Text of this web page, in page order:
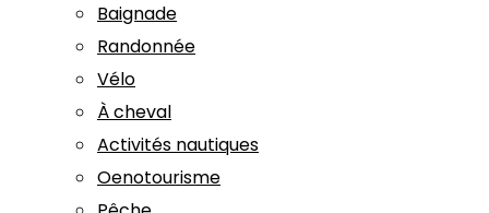
Baignade
Randonnée
Vélo
À cheval
Activités nautiques
Oenotourisme